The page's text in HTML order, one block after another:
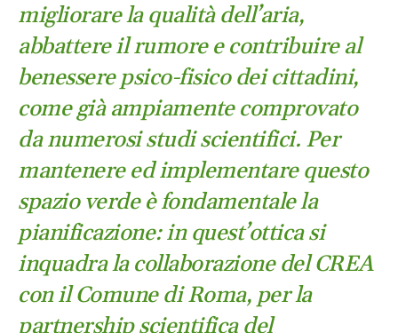
migliorare la qualità dell’aria,
abbattere il rumore e contribuire al
benessere psico-fisico dei cittadini,
come già ampiamente comprovato
da numerosi studi scientifici. Per
mantenere ed implementare questo
spazio verde è fondamentale la
pianificazione: in quest’ottica si
inquadra la collaborazione del CREA
con il Comune di Roma, per la
partnership scientifica del